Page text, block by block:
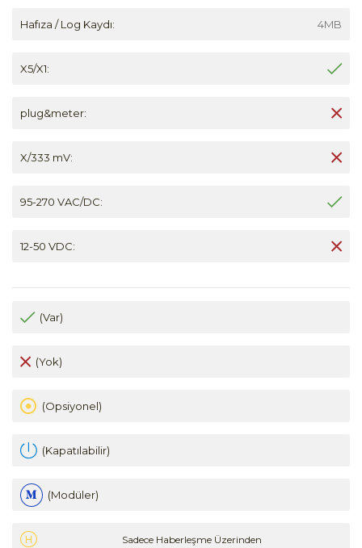
Hafıza / Log Kaydı: 4MB
X5/X1:
plug&meter:
X/333 mV:
95-270 VAC/DC:
12-50 VDC:
(Var)
(Yok)
(Opsiyonel)
(Kapatılabilir)
(Modüler)
Sadece Haberleşme Üzerinden